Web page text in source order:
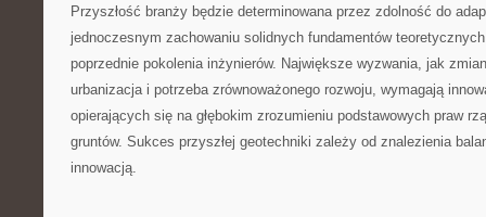
Przyszłość branży będzie determinowana przez zdolność do
jednoczesnym zachowaniu solidnych fundamentów
poprzednie pokolenia inżynierów. Największe wyzwania, jak
urbanizacja i potrzeba zrównoważonego rozwoju, wymagają
opierających się na głębokim zrozumieniu podstawowych praw
gruntów. Sukces przyszłej geotechniki zależy od znalezienia
innowacją.